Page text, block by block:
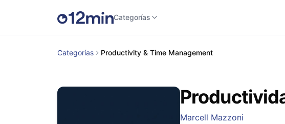
Categorías
Categorías Productivity & Time Management
Marcell Mazzoni